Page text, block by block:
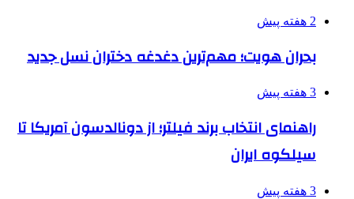
2 هفته پیش
بحران هویت؛ مهم‌ترین دغدغه دختران نسل جدید
3 هفته پیش
راهنمای انتخاب برند فیلتر؛ از دونالدسون آمریکا تا
سیلکوه ایران
3 هفته پیش